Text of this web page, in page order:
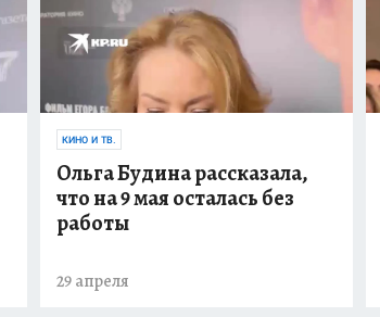
КИНО И ТВ.
Ольга Будина рассказала,
что на 9 мая осталась без
работы
29 апреля